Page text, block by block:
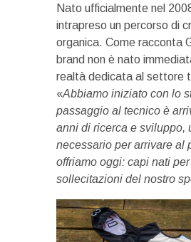
Nato ufficialmente nel
intrapreso un percorso di
organica. Come racconta
brand non è nato
realtà dedicata al settore
«Abbiamo iniziato con lo
passaggio al tecnico è
anni di ricerca e sviluppo,
necessario per arrivare al
offriamo oggi: capi nati
sollecitazioni del nostro